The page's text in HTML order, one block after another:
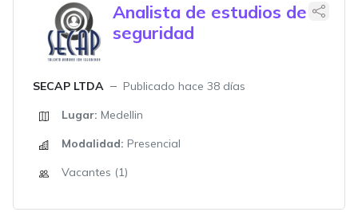
Analista de estudios de
seguridad
SECAP LTDA
Publicado hace 38 días
Lugar: Medellin
Modalidad: Presencial
Vacantes (1)